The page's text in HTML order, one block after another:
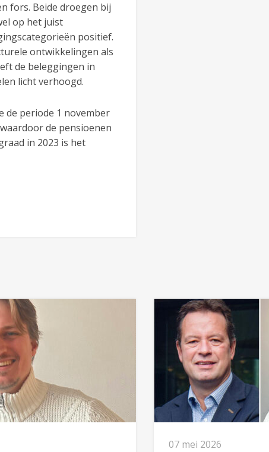
fors. Beide droegen bij
op het juist
positief.
ontwikkelingen als
de beleggingen in
licht verhoogd.
de periode 1 november
de pensioenen
in 2023 is het
07 mei 2026